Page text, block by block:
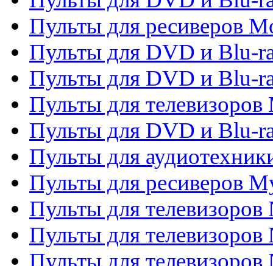
Пульты для ресиверов
Пульты для DVD и Blu-
Пульты для DVD и Blu-
Пульты для телевизоров
Пульты для DVD и Blu-
Пульты для
Пульты для ресиверов
Пульты для телевизоров
Пульты для телевизоров
Пульты для телевизоров